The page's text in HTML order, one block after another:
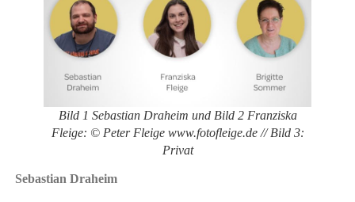
Bild 1 Sebastian Draheim und Bild 2 Franziska
Fleige: © Peter Fleige www.fotofleige.de // Bild 3:
Privat
Sebastian Draheim